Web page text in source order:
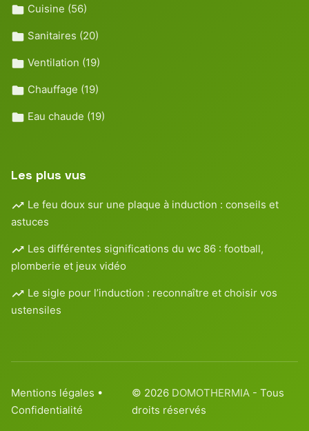
Cuisine (56)
Sanitaires (20)
Ventilation (19)
Chauffage (19)
Eau chaude (19)
Les plus vus
Le feu doux sur une plaque à induction : conseils et
astuces
Les différentes significations du wc 86 : football,
plomberie et jeux vidéo
Le sigle pour l’induction : reconnaître et choisir vos
ustensiles
Mentions légales •
Confidentialité
© 2026 DOMOTHERMIA - Tous
droits réservés